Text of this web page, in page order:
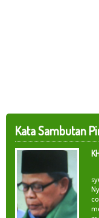
Kata Sambutan